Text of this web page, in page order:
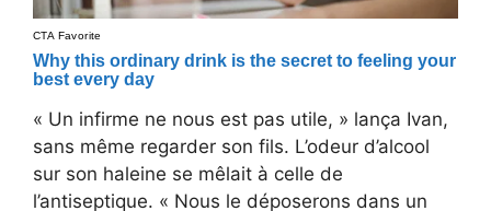
« Un infirme ne nous est pas utile, » lança Ivan,
sans même regarder son fils. L’odeur d’alcool
sur son haleine se mêlait à celle de
l’antiseptique. « Nous le déposerons dans un